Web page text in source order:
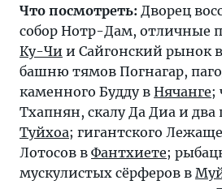
Что посмотреть: Дворец
собор Нотр-Дам, отличные
Ку-Чи и Сайгонский рынок в
башню тямов Погнагар,
каменного Будду в Нячанге;
Тхапнян, скалу Да Диа и два
Туйхоа; гигантского
Лотосов в Фантхиете;
мускулистых сёрферов в